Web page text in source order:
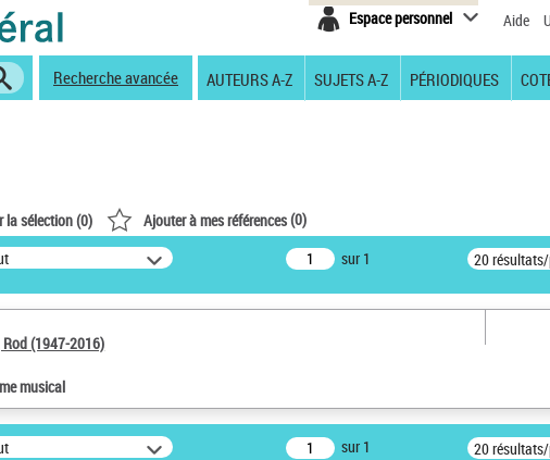
Espace personnel Aide
Recherche avancée AUTEURS A-Z SUJETS A-Z PÉRIODIQUES
la sélection (0) Ajouter à mes références(0)
sur 1 20
Rod (1947-2016)
musical
sur 1 20